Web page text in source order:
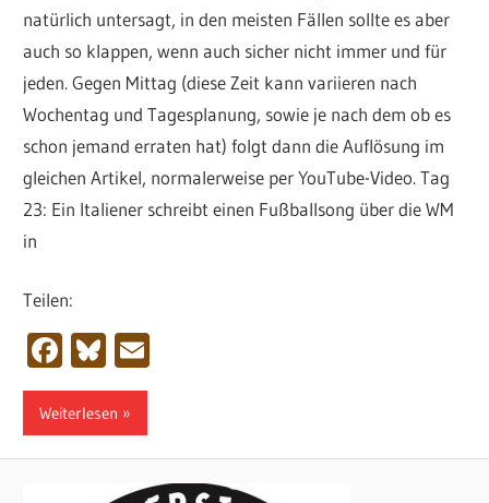
natürlich untersagt, in den meisten Fällen sollte es aber
auch so klappen, wenn auch sicher nicht immer und für
jeden. Gegen Mittag (diese Zeit kann variieren nach
Wochentag und Tagesplanung, sowie je nach dem ob es
schon jemand erraten hat) folgt dann die Auflösung im
gleichen Artikel, normalerweise per YouTube-Video. Tag
23: Ein Italiener schreibt einen Fußballsong über die WM
in
Teilen:
Facebook
Bluesky
Weiterlesen